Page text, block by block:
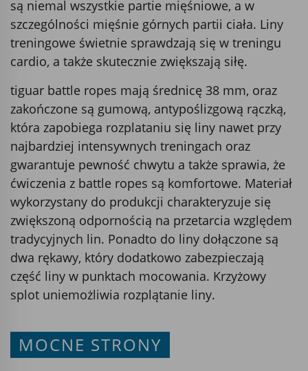
są niemal wszystkie partie mięśniowe, a w
szczególności mięśnie górnych partii ciała. Liny
treningowe świetnie sprawdzają się w treningu
cardio, a także skutecznie zwiększają siłę.
tiguar battle ropes mają średnicę 38 mm, oraz
zakończone są gumową, antypoślizgową rączką,
która zapobiega rozplataniu się liny nawet przy
najbardziej intensywnych treningach oraz
gwarantuje pewność chwytu a także sprawia, że
ćwiczenia z battle ropes są komfortowe. Materiał
wykorzystany do produkcji charakteryzuje się
zwiększoną odpornością na przetarcia względem
tradycyjnych lin. Ponadto do liny dołączone są
dwa rękawy, który dodatkowo zabezpieczają
część liny w punktach mocowania. Krzyżowy
splot uniemożliwia rozplątanie liny.
MOCNE STRONY